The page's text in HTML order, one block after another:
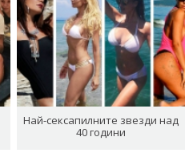
Най-сексапилните звезди над
40 години